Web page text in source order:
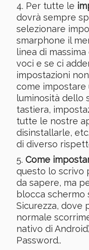
Per tutte le
dovrà sempre
selezionare
smarphone il
linea di
voci e se ci
impostazioni
come impostare
luminosità dello
tastiera,
tutte le nostre
disinstallarle,
di diverso
Come
questo lo scrivo
da sapere, ma
blocca schermo
Sicurezza, dove
normale
nativo di
Password..